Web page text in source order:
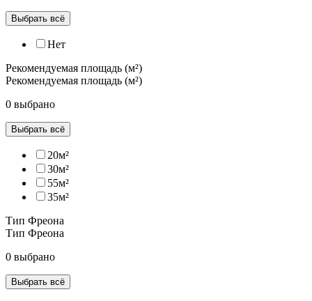
Выбрать всё
Нет
Рекомендуемая площадь (м²)
Рекомендуемая площадь (м²)
0 выбрано
Выбрать всё
20м²
30м²
55м²
35м²
Тип Фреона
Тип Фреона
0 выбрано
Выбрать всё